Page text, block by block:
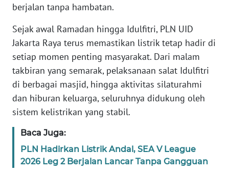
berjalan tanpa hambatan.
Sejak awal Ramadan hingga Idulfitri, PLN UID
Jakarta Raya terus memastikan listrik tetap hadir di
setiap momen penting masyarakat. Dari malam
takbiran yang semarak, pelaksanaan salat Idulfitri
di berbagai masjid, hingga aktivitas silaturahmi
dan hiburan keluarga, seluruhnya didukung oleh
sistem kelistrikan yang stabil.
Baca Juga:
PLN Hadirkan Listrik Andal, SEA V League
2026 Leg 2 Berjalan Lancar Tanpa Gangguan
TENTANG
KAMI
PEDOMAN
MEDIA
SIBER
REDAKSI
KARIR
DISCLAIMER